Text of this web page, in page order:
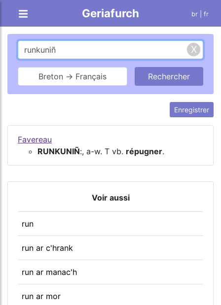
Geriafurch br | fr
Breton → Français
Enregistrer
Favereau
RUNKUNIÑ:, a-w. T vb. répugner.
Voir aussi
run
run ar c'hrank
run ar manac'h
run ar mor